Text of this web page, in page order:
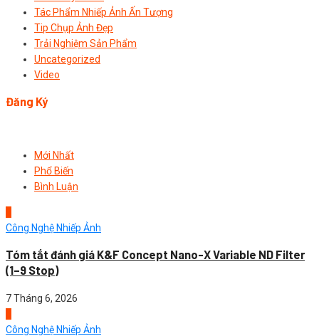
Tác Phẩm Nhiếp Ảnh Ấn Tượng
Tip Chụp Ảnh Đẹp
Trải Nghiệm Sản Phẩm
Uncategorized
Video
Đăng Ký
Mới Nhất
Phổ Biến
Bình Luận
Công Nghệ Nhiếp Ảnh
Tóm tắt đánh giá K&F Concept Nano-X Variable ND Filter
(1–9 Stop)
7 Tháng 6, 2026
Công Nghệ Nhiếp Ảnh